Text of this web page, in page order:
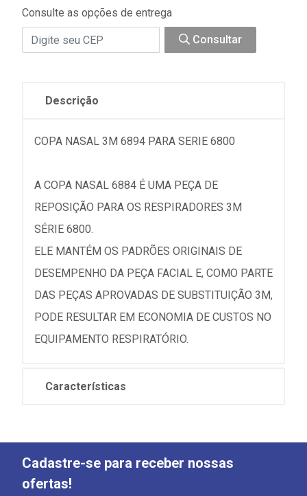
Consulte as opções de entrega
Consultar
Descrição
COPA NASAL 3M 6894 PARA SERIE 6800
A COPA NASAL 6884 É UMA PEÇA DE
REPOSIÇÃO PARA OS RESPIRADORES 3M
SÉRIE 6800.
ELE MANTÉM OS PADRÕES ORIGINAIS DE
DESEMPENHO DA PEÇA FACIAL E, COMO PARTE
DAS PEÇAS APROVADAS DE SUBSTITUIÇÃO 3M,
PODE RESULTAR EM ECONOMIA DE CUSTOS NO
EQUIPAMENTO RESPIRATÓRIO.
Características
Cadastre-se para receber nossas
ofertas!